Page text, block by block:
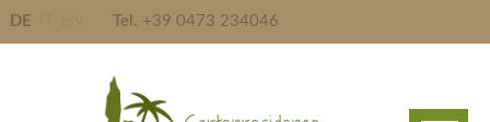
DE Tel. +39 0473 234046